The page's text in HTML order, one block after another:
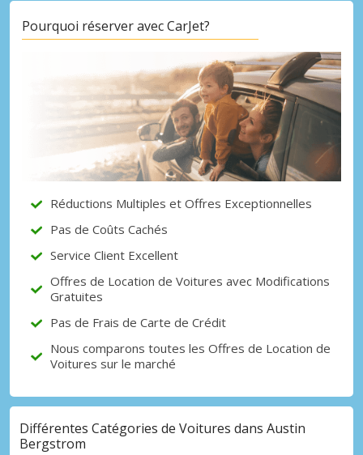
Pourquoi réserver avec CarJet?
Réductions Multiples et Offres Exceptionnelles
Pas de Coûts Cachés
Service Client Excellent
Offres de Location de Voitures avec Modifications
Gratuites
Pas de Frais de Carte de Crédit
Nous comparons toutes les Offres de Location de
Voitures sur le marché
Différentes Catégories de Voitures dans Austin
Bergstrom